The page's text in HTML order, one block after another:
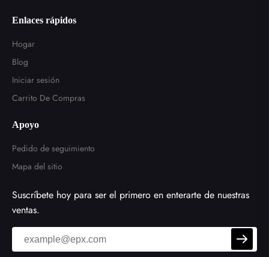
Enlaces rápidos
Hogar
Blog
Iniciar sesión
Carrito De Compras
Apoyo
Pedido de seguimiento
Mapa del sitio
Suscríbete hoy para ser el primero en enterarte de nuestras
ventas.